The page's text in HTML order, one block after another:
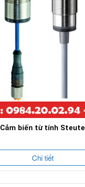
Cảm biến từ tính Steute
Chi tiết